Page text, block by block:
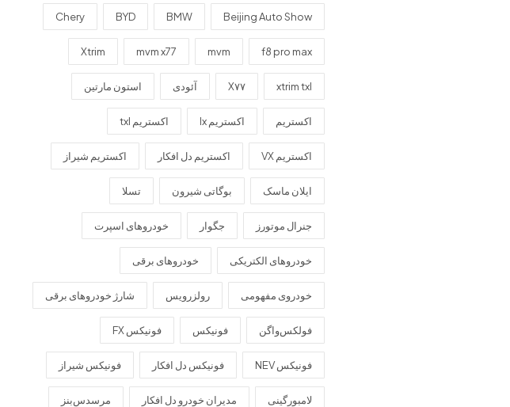
Beijing Auto Show
BMW
BYD
Chery
f8 pro max
mvm
mvm x77
Xtrim
xtrim txl X۷۷ آئودی استون مارتین
اکستریم اکستریم lx اکستریم txl
اکستریم VX اکستریم دل افکار اکستریم شیراز
ایلان ماسک بوگاتی شیرون تسلا
جنرال موتورز جگوار خودروهای اسپرت
خودروهای الکتریکی خودروهای برقی
خودروی مفهومی رولزرویس شارژ خودروهای برقی
فولکس‌واگن فونیکس فونیکس FX
فونیکس NEV فونیکس دل افکار فونیکس شیراز
لامبورگینی مدیران خودرو دل افکار مرسدس‌بنز